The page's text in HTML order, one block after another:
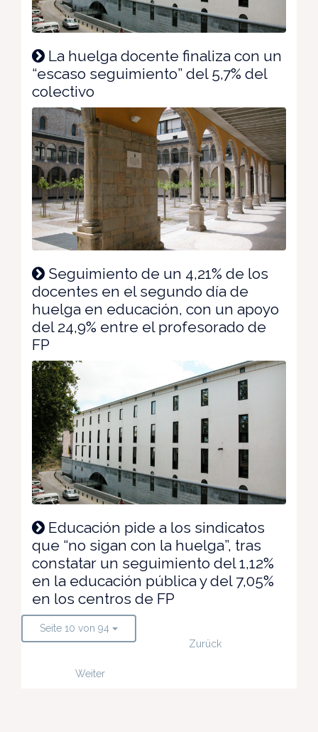
La huelga docente finaliza con un
“escaso seguimiento” del 5,7% del
colectivo
Seguimiento de un 4,21% de los
docentes en el segundo día de
huelga en educación, con un apoyo
del 24,9% entre el profesorado de
FP
Educación pide a los sindicatos
que “no sigan con la huelga”, tras
constatar un seguimiento del 1,12%
en la educación pública y del 7,05%
en los centros de FP
Seite 10 von 94
Zurück
Weiter